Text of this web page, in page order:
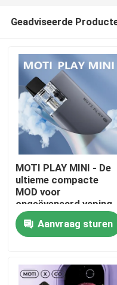
Geadviseerde
MOTI PLAY MINI - De
ultieme compacte
MOD voor
ongeëvenaard vaping
gemak en prestaties
Aanvraag sturen